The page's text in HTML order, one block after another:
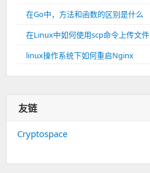
在Go中，方法和函数的区别是什么
在Linux中如何使用scp命令上传文件
linux操作系统下如何重启Nginx
友链
Cryptospace